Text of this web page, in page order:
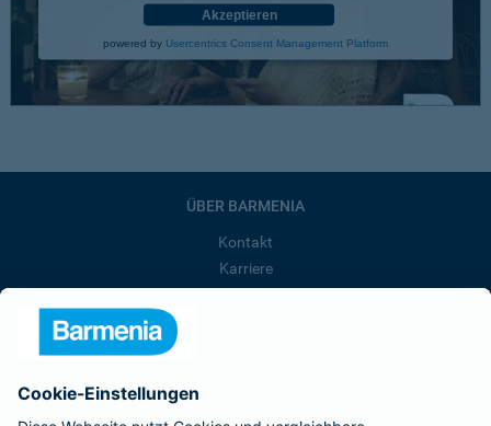
Akzeptieren
powered by Usercentrics Consent Management Platform
ÜBER BARMENIA
Kontakt
Karriere
Barmenia ist Teil der BarmeniaGothaer